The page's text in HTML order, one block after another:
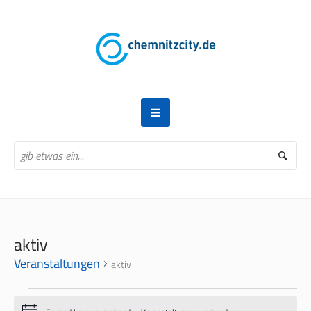
aktiv
Veranstaltungen aktiv
VERANSTALTUNGEN